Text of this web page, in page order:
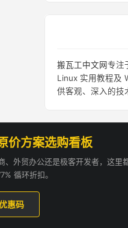
搬瓦工中文网专注
Linux 实用教程及
供客观、深入的技
价方案选购看板
外贸办公还是极客开发者，这里
循环折扣。
惠码